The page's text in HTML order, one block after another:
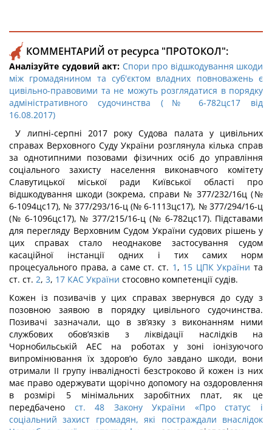
КОММЕНТАРИЙ от ресурса "ПРОТОКОЛ":
Аналізуйте судовий акт: Спори про відшкодування шкоди
між громадянином та суб'єктом владних повноважень є
цивільно-правовими та не можуть розглядатися в порядку
адміністративного судочинства (№ 6-782цс17 від
16.08.2017)
У липні-серпні 2017 року Судова палата у цивільних
справах Верховного Суду України розглянула кілька справ
за однотипними позовами фізичних осіб до управління
соціального захисту населення виконавчого комітету
Славутицької міської ради Київської області про
відшкодування шкоди (зокрема, справи № 377/232/16ц (№
6-1094цс17), № 377/293/16-ц (№ 6-1113цс17), № 377/294/16-ц
(№ 6-1096цс17), № 377/215/16-ц (№ 6-782цс17). Підставами
для перегляду Верховним Судом України судових рішень у
цих справах стало неоднакове застосування судом
касаційної інстанції одних і тих самих норм
процесуального права, а саме ст. ст. 1 , 15 ЦПК України та
ст. ст. 2, 3, 17 КАС України стосовно компетенції судів.
Кожен із позивачів у цих справах звернувся до суду з
позовною заявою в порядку цивільного судочинства.
Позивачі зазначали, що в зв’язку з виконанням ними
службових обов’язків з ліквідації наслідків на
Чорнобильській АЕС на роботах у зоні іонізуючого
випромінювання їх здоров’ю було завдано шкоди, вони
отримали ІІ групу інвалідності безстроково й кожен із них
має право одержувати щорічно допомогу на оздоровлення
в розмірі 5 мінімальних заробітних плат, як це
передбачено ст. 48 Закону України «Про статус і
соціальний захист громадян, які постраждали внаслідок